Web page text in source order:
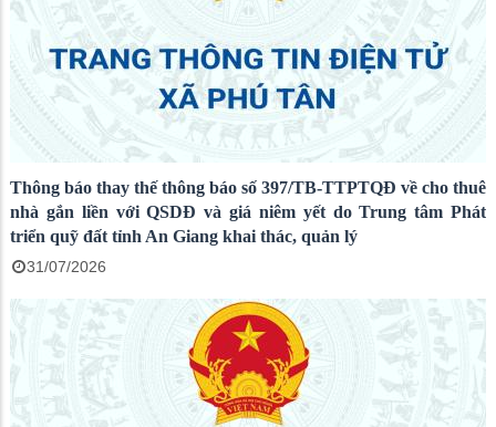
Thông báo thay thế thông báo số 397/TB-TTPTQĐ về cho thuê
nhà gắn liền với QSDĐ và giá niêm yết do Trung tâm Phát
triển quỹ đất tỉnh An Giang khai thác, quản lý
31/07/2026